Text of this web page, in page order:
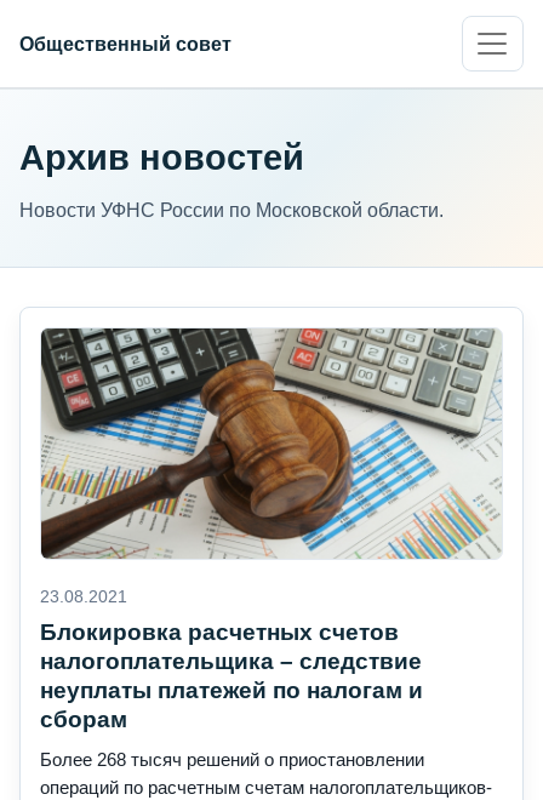
Общественный совет
Архив новостей
Новости УФНС России по Московской области.
23.08.2021
Блокировка расчетных счетов
налогоплательщика – следствие
неуплаты платежей по налогам и
сборам
Более 268 тысяч решений о приостановлении
операций по расчетным счетам налогоплательщиков-